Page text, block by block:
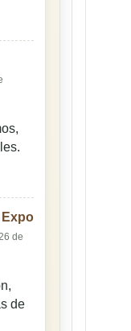
de
de